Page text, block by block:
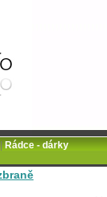
Rádce - dárky